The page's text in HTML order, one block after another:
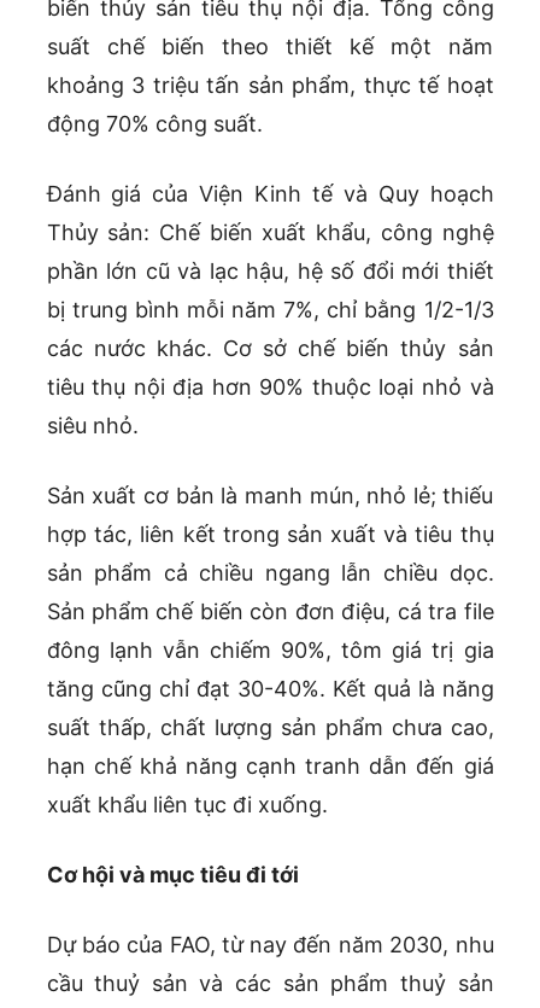
biến thủy sản tiêu thụ nội địa. Tổng công
suất chế biến theo thiết kế một năm
khoảng 3 triệu tấn sản phẩm, thực tế hoạt
động 70% công suất.
Đánh giá của Viện Kinh tế và Quy hoạch
Thủy sản: Chế biến xuất khẩu, công nghệ
phần lớn cũ và lạc hậu, hệ số đổi mới thiết
bị trung bình mỗi năm 7%, chỉ bằng 1/2-1/3
các nước khác. Cơ sở chế biến thủy sản
tiêu thụ nội địa hơn 90% thuộc loại nhỏ và
siêu nhỏ.
Sản xuất cơ bản là manh mún, nhỏ lẻ; thiếu
hợp tác, liên kết trong sản xuất và tiêu thụ
sản phẩm cả chiều ngang lẫn chiều dọc.
Sản phẩm chế biến còn đơn điệu, cá tra file
đông lạnh vẫn chiếm 90%, tôm giá trị gia
tăng cũng chỉ đạt 30-40%. Kết quả là năng
suất thấp, chất lượng sản phẩm chưa cao,
hạn chế khả năng cạnh tranh dẫn đến giá
xuất khẩu liên tục đi xuống.
Cơ hội và mục tiêu đi tới
Dự báo của FAO, từ nay đến năm 2030, nhu
cầu thuỷ sản và các sản phẩm thuỷ sản